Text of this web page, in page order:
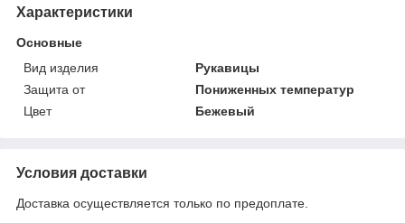
Характеристики
Основные
Вид изделия
Рукавицы
Защита от
Пониженных температур
Цвет
Бежевый
Условия доставки
Доставка осуществляется только по предоплате.